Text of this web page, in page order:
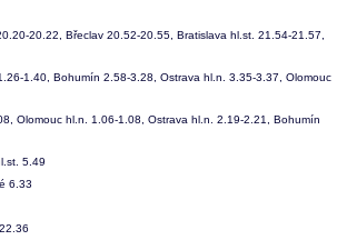
20.22, Břeclav 20.52-20.55, Bratislava hl.st. 21.54-21.57,
1.40, Bohumín 2.58-3.28, Ostrava hl.n. 3.35-3.37, Olomouc
Olomouc hl.n. 1.06-1.08, Ostrava hl.n. 2.19-2.21, Bohumín
5.49
6.33